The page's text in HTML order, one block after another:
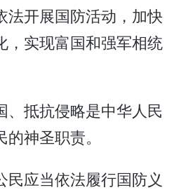
法开展国防活动，加快
，实现富国和强军相统
抵抗侵略是中华人民
神圣职责。
民应当依法履行国防义